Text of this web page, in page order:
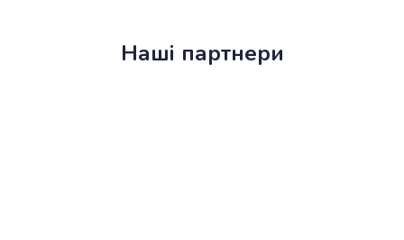
Наші партнери